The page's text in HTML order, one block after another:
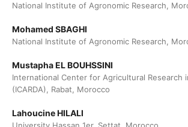
National Institute of Agronomic Research,
Mohamed SBAGHI
National Institute of Agronomic Research,
Mustapha EL BOUHSSINI
International Center for Agricultural Research
(ICARDA), Rabat, Morocco
Lahoucine HILALI